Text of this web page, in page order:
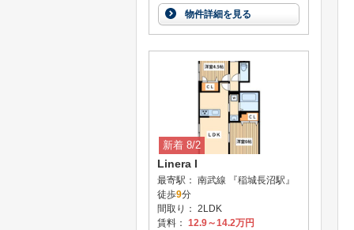
物件詳細を見る
新着 8/2
Linera I
最寄駅： 南武線 『稲城長沼駅』
徒歩9分
間取り： 2LDK
賃料： 12.9～14.2万円